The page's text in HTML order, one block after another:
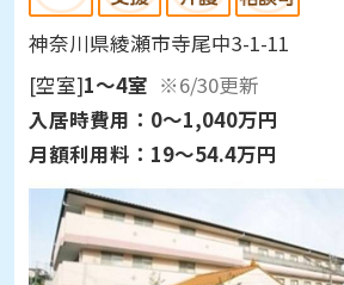
神奈川県綾瀬市寺尾中3-1-11
[空室]1～4室 ※6/30更新
入居時費用： 0～1,040万円
月額利用料： 19～54.4万円